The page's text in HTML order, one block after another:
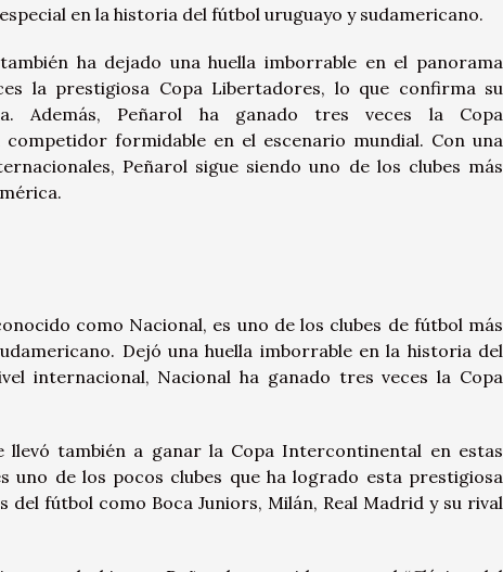
en la historia del fútbol uruguayo y sudamericano.
ha dejado una huella imborrable en el panorama
la prestigiosa Copa Libertadores, lo que confirma su
Además, Peñarol ha ganado tres veces la Copa
formidable en el escenario mundial. Con una
Peñarol sigue siendo uno de los clubes más
como Nacional, es uno de los clubes de fútbol más
Dejó una huella imborrable en la historia del
internacional, Nacional ha ganado tres veces la Copa
también a ganar la Copa Intercontinental en estas
uno de los pocos clubes que ha logrado esta prestigiosa
fútbol como Boca Juniors, Milán, Real Madrid y su rival